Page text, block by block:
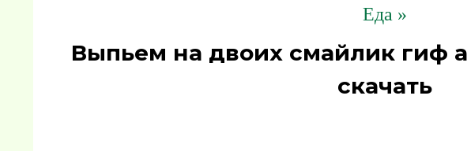
Еда »
Выпьем на двоих смайлик гиф
скачать